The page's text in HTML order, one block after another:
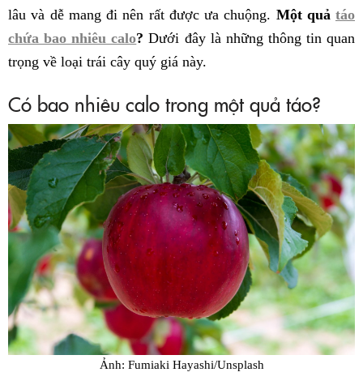
lâu và dễ mang đi nên rất được ưa chuộng. Một quả táo
chứa bao nhiêu calo? Dưới đây là những thông tin quan
trọng về loại trái cây quý giá này.
Có bao nhiêu calo trong một quả táo?
Ảnh: Fumiaki Hayashi/Unsplash